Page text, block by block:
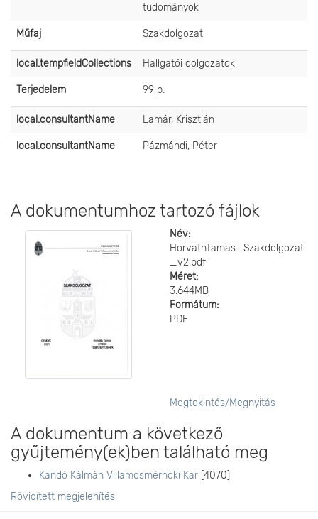
tudományok
Műfaj Szakdolgozat
local.tempfieldCollections Hallgatói dolgozatok
Terjedelem 99 p.
local.consultantName Lamár, Krisztián
local.consultantName Pázmándi, Péter
A dokumentumhoz tartozó fájlok
Név:
HorvathTamas_Szakdolgozat
_v2.pdf
Méret:
3.644MB
Formátum:
PDF
Megtekintés/Megnyitás
A dokumentum a következő
gyűjtemény(ek)ben található meg
Kandó Kálmán Villamosmérnöki Kar [4070]
Rövidített megjelenítés